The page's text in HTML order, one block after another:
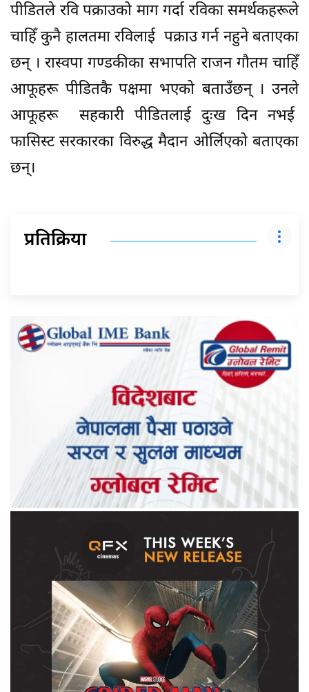
पीडितले रवि पक्राउको माग गर्दा रविका समर्थकहरूले
चाहिँ कुनै हालतमा रविलाई पक्राउ गर्न नहुने बताएका
छन् । रास्वपा गण्डकीका सभापति राजन गौतम चाहिँ
आफूहरू पीडितकै पक्षमा भएको बताउँछन् । उनले
आफूहरू सहकारी पीडितलाई दुःख दिन नभई
फासिस्ट सरकारका विरुद्ध मैदान ओर्लिएको बताएका
छन्।
प्रतिक्रिया